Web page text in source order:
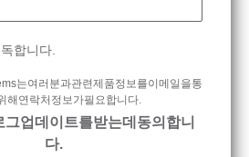
합니다.
는여러분과관련제품정보를이메일을통
해연락처정보가필요합니다.
그업데이트를받는데동의합니
다.